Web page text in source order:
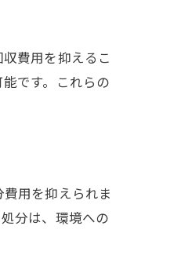
費用を抑えるこ
です。これらの
用を抑えられま
分は、環境への